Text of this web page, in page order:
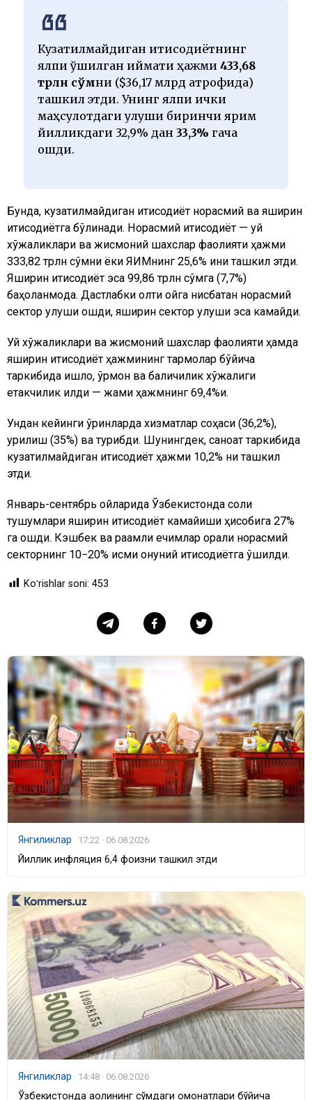
Кузатилмайдиган иқтисодиётнинг
ялпи қўшилган қиймати ҳажми433,68
трлн сўмни ($36,17 млрд атрофида)
ташкил этди. Унинг ялпи ички
маҳсулотдаги улуши биринчи ярим
йилликдаги 32,9% дан 33,3% гача
ошди.
Бунда, кузатилмайдиган иқтисодиёт норасмий ва яширин
иқтисодиётга бўлинади. Норасмий иқтисодиёт — уй
хўжаликлари ва жисмоний шахслар фаолияти ҳажми
333,82 трлн сўмни ёки ЯИМнинг 25,6% ини ташкил этди.
Яширин иқтисодиёт эса 99,86 трлн сўмга (7,7%)
баҳоланмоқда. Дастлабки олти ойга нисбатан норасмий
сектор улуши ошди, яширин сектор улуши эса камайди.
Уй хўжаликлари ва жисмоний шахслар фаолияти ҳамда
яширин иқтисодиёт ҳажмининг тармоқлар бўйича
таркибида қишлоқ, ўрмон ва балиқчилик хўжалиги
етакчилик қилди — жами ҳажмнинг 69,4%и.
Ундан кейинги ўринларда хизматлар соҳаси (36,2%),
қурилиш (35%) ва турибди. Шунингдек, саноат таркибида
кузатилмайдиган иқтисодиёт ҳажми 10,2% ни ташкил
этди.
Январь-сентябрь ойларида Ўзбекистонда солиқ
тушумлари яширин иқтисодиёт камайиши ҳисобига 27%
га ошди. Кэшбек ва рақамли ечимлар орқали норасмий
секторнинг 10−20% қисми қонуний иқтисодиётга қўшилди.
Koʻrishlar soni: 453
Янгиликлар 17:22 · 06.08.2026
Йиллик инфляция 6,4 фоизни ташкил этди
Янгиликлар 14:48 · 06.08.2026
Ўзбекистонда аҳолининг сўмдаги омонатлари бўйича